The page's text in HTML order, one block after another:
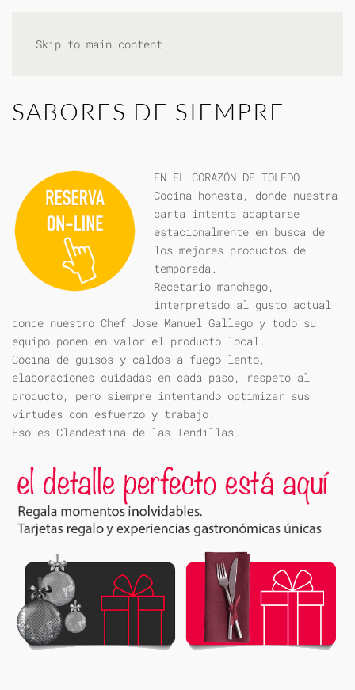
Skip to main content
SABORES DE SIEMPRE
EN EL CORAZÓN DE TOLEDO
Cocina honesta, donde nuestra
carta intenta adaptarse
estacionalmente en busca de
los mejores productos de
temporada.
Recetario manchego,
interpretado al gusto actual
donde nuestro Chef Jose Manuel Gallego y todo su
equipo ponen en valor el producto local.
Cocina de guisos y caldos a fuego lento,
elaboraciones cuidadas en cada paso, respeto al
producto, pero siempre intentando optimizar sus
virtudes con esfuerzo y trabajo.
Eso es Clandestina de las Tendillas.